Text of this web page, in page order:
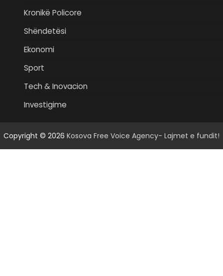
Kronikë Policore
Shëndetësi
Ekonomi
Sport
Tech & Inovacion
Investigime